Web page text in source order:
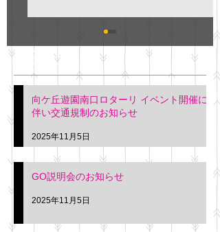
明日(11月6日)午後3時～5
階会議室にてGOの説明会
を行います。 神奈川個人
タクシー協同組合 専務 佐
久間
最新記事
向ケ丘遊園南口ロターリ イベント開催に
伴い交通規制のお知らせ
2025年11月5日
GO説明会のお知らせ
2025年11月5日